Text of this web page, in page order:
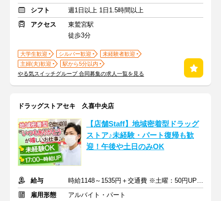
シフト
週1日以上 1日1.5時間以上
アクセス
東鷲宮駅
徒歩3分
大学生歓迎 シルバー歓迎
未経験者歓迎
主婦(夫)歓迎
駅から5分以内
やる気スイッチグループ 合同募集の求人一覧を見る
ドラッグストアセキ 久喜中央店
【店舗Staff】地域密着型ドラッグ
ストア♪未経験・パート復帰も歓
迎！午後や土日のみOK
給与
時給1148～1535円＋交通費 ※土曜：50円UP/日曜・祝日：100円UP
雇用形態
アルバイト・パート